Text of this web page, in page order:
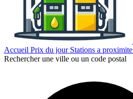
Accueil Prix du jour Stations a proximite
Rechercher une ville ou un code postal